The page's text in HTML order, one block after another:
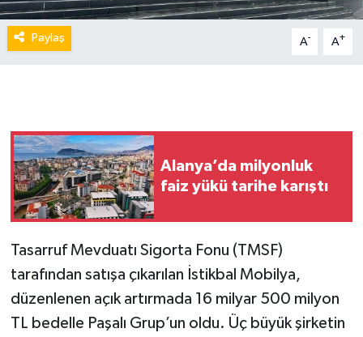
Paylaş A- A+
Alanya’da milyonluk
faiz yükü tarihe karıştı
Tasarruf Mevduatı Sigorta Fonu (TMSF)
tarafından satışa çıkarılan İstikbal Mobilya,
düzenlenen açık artırmada 16 milyar 500 milyon
TL bedelle Paşalı Grup’un oldu. Üç büyük şirketin